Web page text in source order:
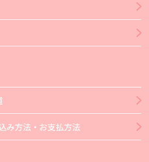
み方法・お支払方法